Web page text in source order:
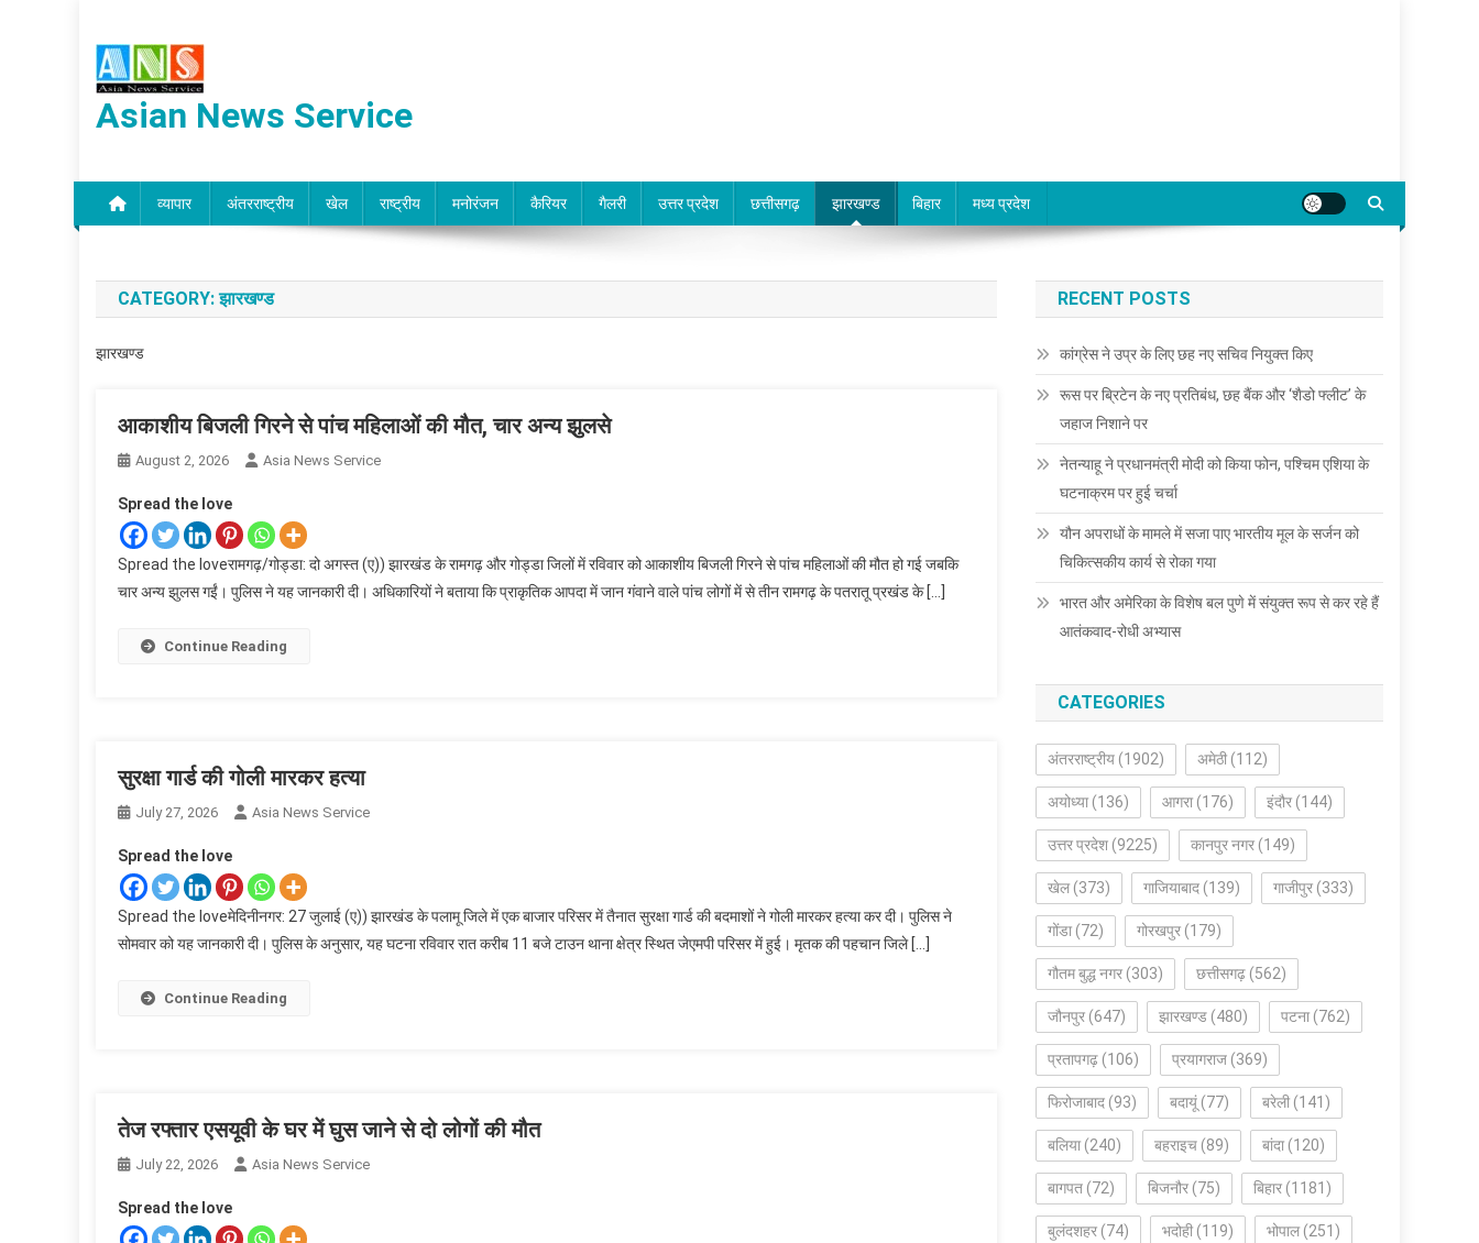
content
Asian News Service
व्यापार अंतरराष्ट्रीय खेल राष्ट्रीय मनोरंजन कैरियर गैलरी उत्तर प्रदेश छत्तीसगढ़ झारखण्ड बिहार मध्य प्रदेश
CATEGORY:झारखण्ड
झारखण्ड
आकाशीय बिजली गिरने से पांच महिलाओं की मौत, चार अन्य झुलसे
August 2, 2026 Asia News Service
Spread the love
Spread the loveरामगढ़/गोड्डा: दो अगस्त (ए)) झारखंड के रामगढ़ और गोड्डा जिलों में रविवार को आकाशीय बिजली गिरने से पांच महिलाओं की मौत हो गई जबकि
चार अन्य झुलस गईं। पुलिस ने यह जानकारी दी। अधिकारियों ने बताया कि प्राकृतिक आपदा में जान गंवाने वाले पांच लोगों में से तीन रामगढ़ के पतरातू प्रखंड के […]
Continue Reading
सुरक्षा गार्ड की गोली मारकर हत्या
July 27, 2026 Asia News Service
Spread the love
Spread the loveमेदिनीनगर: 27 जुलाई (ए)) झारखंड के पलामू जिले में एक बाजार परिसर में तैनात सुरक्षा गार्ड की बदमाशों ने गोली मारकर हत्या कर दी। पुलिस ने
सोमवार को यह जानकारी दी। पुलिस के अनुसार, यह घटना रविवार रात करीब 11 बजे टाउन थाना क्षेत्र स्थित जेएमपी परिसर में हुई। मृतक की पहचान जिले […]
Continue Reading
तेज रफ्तार एसयूवी के घर में घुस जाने से दो लोगों की मौत
July 22, 2026 Asia News Service
Spread the love
RECENT POSTS
कांग्रेस ने उप्र के लिए छह नए सचिव नियुक्त किए
रूस पर ब्रिटेन के नए प्रतिबंध, छह बैंक और ‘शैडो फ्लीट’ के
जहाज निशाने पर
नेतन्याहू ने प्रधानमंत्री मोदी को किया फोन, पश्चिम एशिया के
घटनाक्रम पर हुई चर्चा
यौन अपराधों के मामले में सजा पाए भारतीय मूल के सर्जन को
चिकित्सकीय कार्य से रोका गया
भारत और अमेरिका के विशेष बल पुणे में संयुक्त रूप से कर रहे हैं
आतंकवाद-रोधी अभ्यास
CATEGORIES
अंतरराष्ट्रीय (1902) अमेठी (112)
अयोध्या (136) आगरा (176) इंदौर (144)
उत्तर प्रदेश (9225) कानपुर नगर (149)
खेल (373) गाजियाबाद (139) गाजीपुर (333)
गोंडा (72) गोरखपुर (179)
गौतम बुद्ध नगर (303) छत्तीसगढ़ (562)
जौनपुर (647) झारखण्ड (480) पटना (762)
प्रतापगढ़ (106) प्रयागराज (369)
फिरोजाबाद (93) बदायूं (77) बरेली (141)
बलिया (240) बहराइच (89) बांदा (120)
बागपत (72) बिजनौर (75) बिहार (1181)
बुलंदशहर (74) भदोही (119) भोपाल (251)